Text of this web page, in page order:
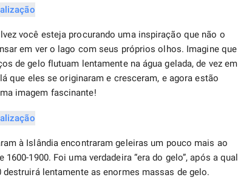
você esteja procurando uma inspiração que não o
em ver o lago com seus próprios olhos. Imagine que
de gelo flutuam lentamente na água gelada, de vez em
que eles se originaram e cresceram, e agora estão
imagem fascinante!
à Islândia encontraram geleiras um pouco mais ao
1900. Foi uma verdadeira “era do gelo”, após a qual
lentamente as enormes massas de gelo.